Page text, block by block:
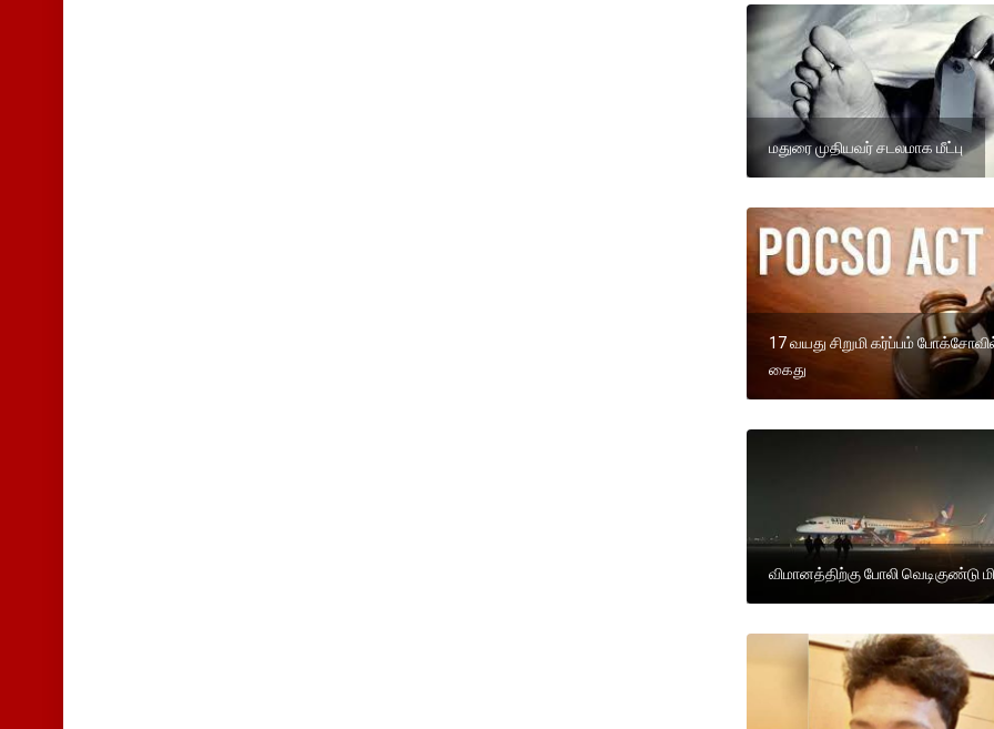
மதுரை முதியவர் சடலமாக மீட்பு
17 வயது சிறுமி கர்ப்பம்
கைது
விமானத்திற்கு போலி வெடிகுண்டு